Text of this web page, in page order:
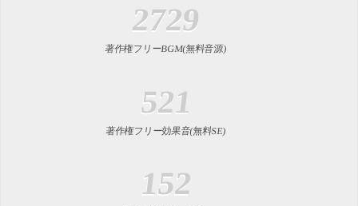
2729
著作権フリーBGM(無料音源)
521
著作権フリー効果音(無料SE)
152